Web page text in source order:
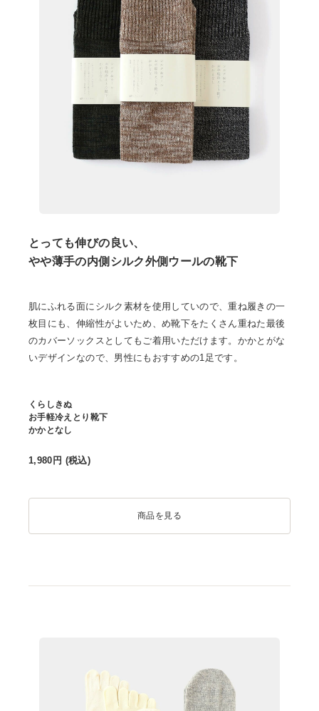
とっても伸びの良い、
やや薄手の内側シルク外側ウールの靴下
肌にふれる面にシルク素材を使用していので、重ね履きの一
枚目にも、伸縮性がよいため、め靴下をたくさん重ねた最後
のカバーソックスとしてもご着用いただけます。かかとがな
いデザインなので、男性にもおすすめの1足です。
くらしきぬ
お手軽冷えとり靴下
かかとなし
1,980 円 (税込)
商品を見る